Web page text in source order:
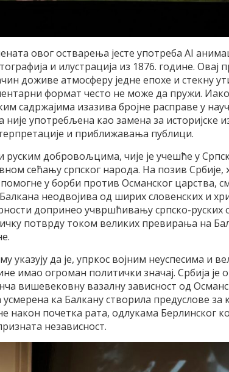
овог остварења јесте употреба AI
и илустрација из 1876. године. Овај
доживе атмосферу једне епохе и стекну
формат често не може да пружи.
садржајима изазива бројне расправе у
није употребљена као замена за историјске
и приближавања публици.
добровољцима, чије је учешће у
сећању српског народа. На позив Србије,
у борби против Османског царства,
неодвојива од ширих словенских и
допринео учвршћивању српско-руских
потврду током великих превирања на
указују да је, упркос војним неуспесима и
имао огроман политички значај. Србија је
вишевековну вазалну зависност од
ка Балкану створила предуслове за
након почетка рата, одлукама Берлинског
независност.